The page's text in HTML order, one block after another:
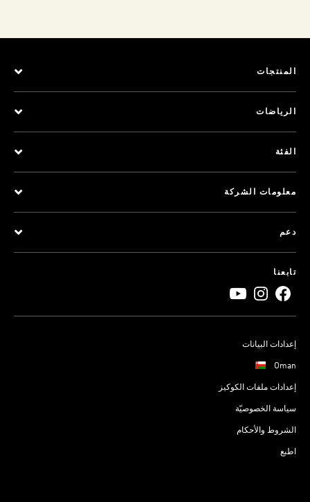
المنتجات
الرياضات
الفئة
معلومات الشركة
دعم
تابعنا
إعدادات البيانات
Oman
إعدادات ملفات الكوكيز
سياسة الخصوصيّة
الشروط والأحكام
اطبع